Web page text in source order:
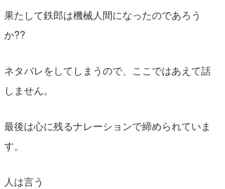
果たして鉄郎は機械人間になったのであろう
か??
ネタバレをしてしまうので、ここではあえて話
しません。
最後は心に残るナレーションで締められていま
す。
人は言う
KOBU